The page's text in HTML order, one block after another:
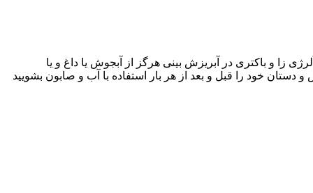
زا و باکتری در آبریزش بینی هرگز از آبجوش یا داغ و یا
و دستان خود را قبل و بعد از هر بار استفاده با آب و صابون بشویید